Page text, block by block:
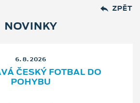
ZPĚT
NOVINKY
6. 8. 2026
ČESKÝ FOTBAL DO
POHYBU